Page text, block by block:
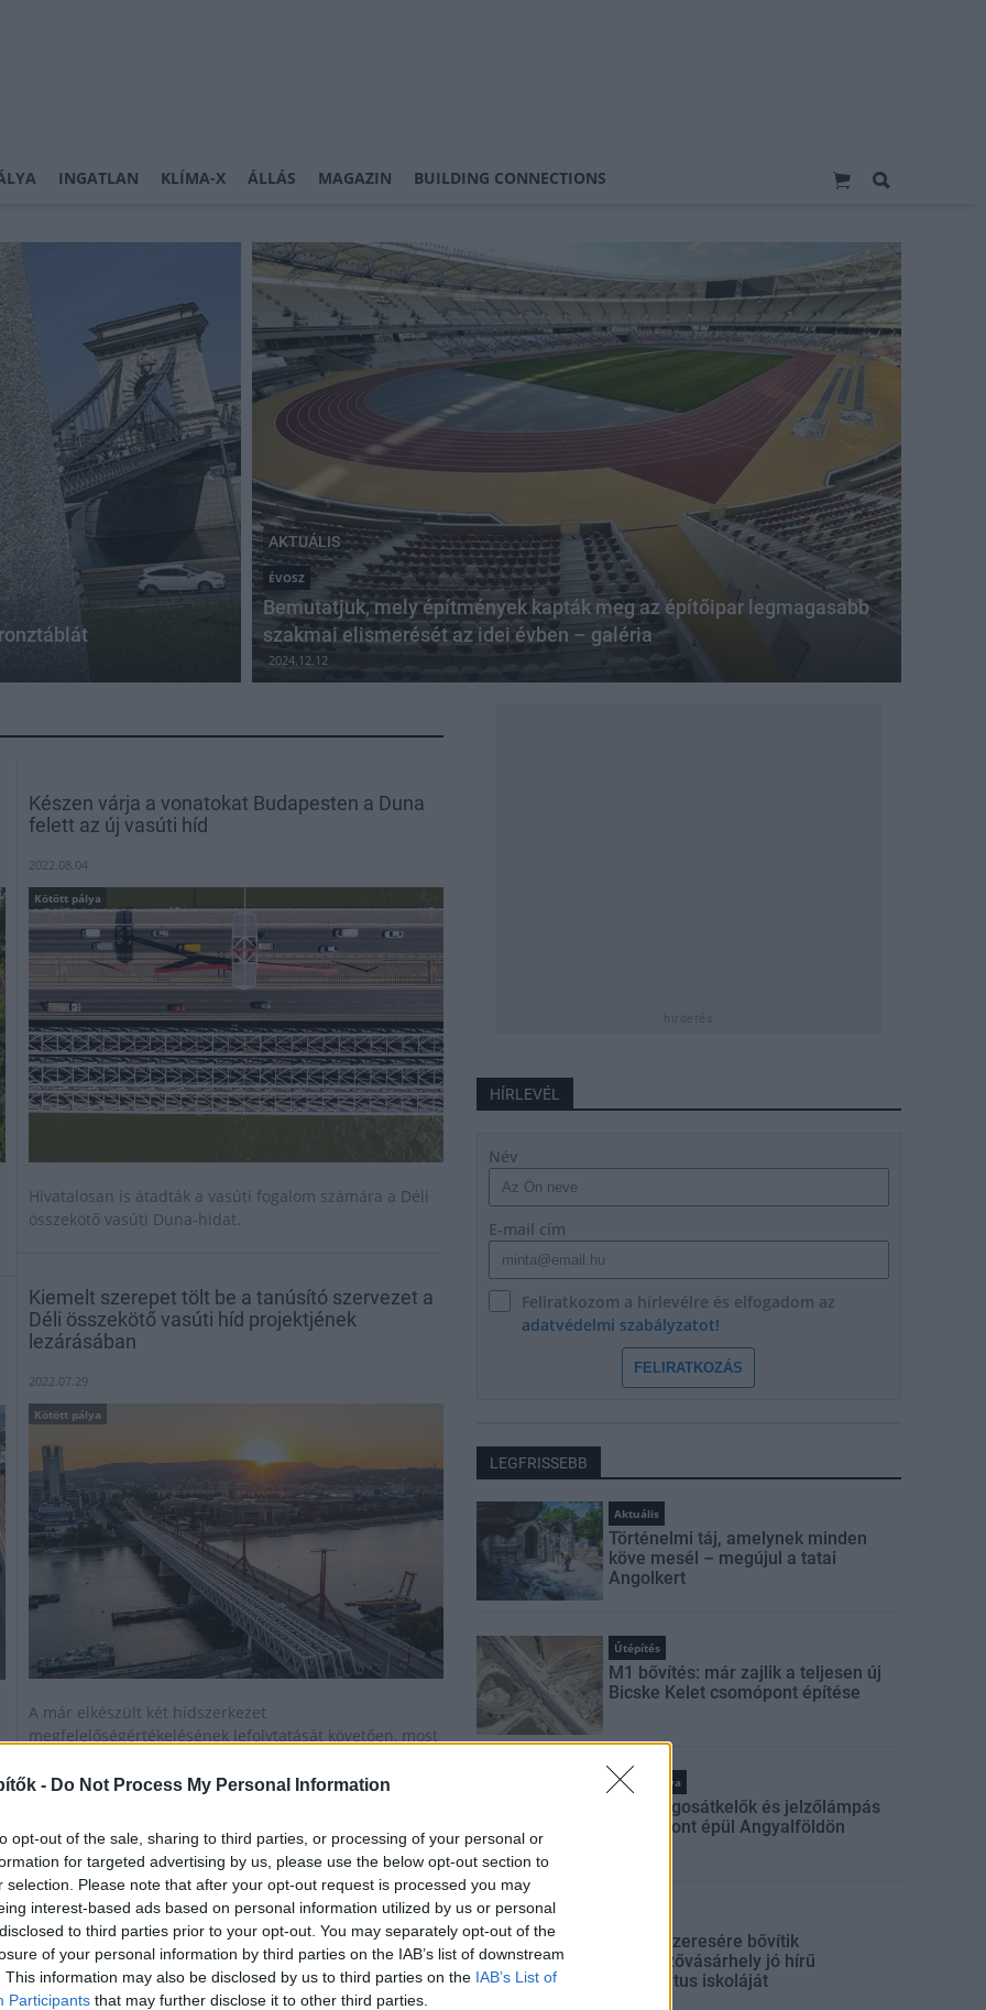
- Do Not Process My Personal Information
opt-out of the sale, sharing to third parties, or processing of your personal or
for targeted advertising by us, please use the below opt-out section to
selection. Please note that after your opt-out request is processed you may
interest-based ads based on personal information utilized by us or personal
to third parties prior to your opt-out. You may separately opt-out of the
of your personal information by third parties on the IAB’s list of downstream
This information may also be disclosed by us to third parties on the IAB’s List of
Participants that may further disclose it to other third parties.
INGATLAN KLÍMA-X ÁLLÁS MAGAZIN BUILDING CONNECTIONS
AKTUÁLIS
ÉVOSZ
Bemutatjuk, mely építmények kapták meg az építőipar legmagasabb
szakmai elismerését az idei évben – galéria
2024.12.12
Készen várja a vonatokat Budapesten a Duna
felett az új vasúti híd
2022.08.04
Kötött pálya
Hivatalosan is átadták a vasúti fogalom számára a Déli
összekötő vasúti Duna-hidat.
Kiemelt szerepet tölt be a tanúsító szervezet a
Déli összekötő vasúti híd projektjének
lezárásában
2022.07.29
Kötött pálya
A már elkészült két hídszerkezet
megfelelőségértékelésének lefolytatását követően, most
Átgurult a hordó a DÖVH harmadik hídján is –
Fotók
2022.07.08
Kötött pálya
HÍRLEVÉL
Név
E-mail cím
Feliratkozom a hírlevélre és elfogadom az
adatvédelmi szabályzatot!
FELIRATKOZÁS
LEGFRISSEBB
Aktuális
Történelmi táj, amelynek minden
köve mesél – megújul a tatai
Angolkert
Útépítés
M1 bővítés: már zajlik a teljesen új
Bicske Kelet csomópont építése
Kötött pálya
Új gyalogosátkelők és jelzőlámpás
csomópont épül Angyalföldön
Másfélszeresére bővítik
Hódmezővásárhely jó hírű
református iskoláját